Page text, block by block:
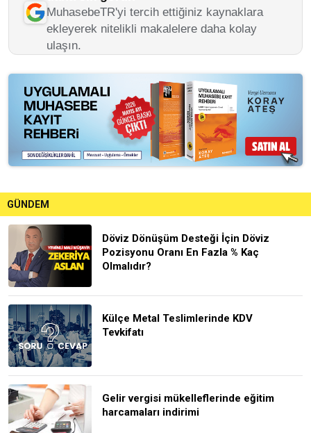
MuhasebeTR'yi tercih ettiğiniz kaynaklara
ekleyerek nitelikli makalelere daha kolay
ulaşın.
GÜNDEM
Döviz Dönüşüm Desteği İçin Döviz
Pozisyonu Oranı En Fazla % Kaç
Olmalıdır?
Külçe Metal Teslimlerinde KDV
Tevkifatı
Gelir vergisi mükelleflerinde eğitim
harcamaları indirimi